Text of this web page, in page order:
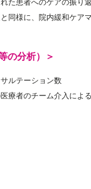
た患者へのケアの振り
同様に、院内緩和ケア
の分析）＞
ルテーション数
療者のチーム介入によ